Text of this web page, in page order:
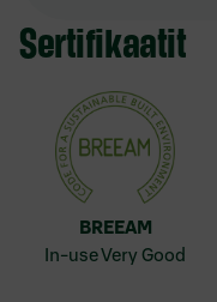
Sertifikaatit
BREEAM
In-use Very Good